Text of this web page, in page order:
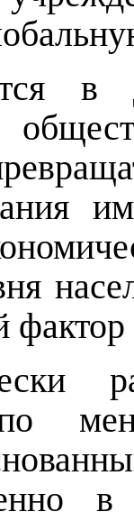
в
по
в